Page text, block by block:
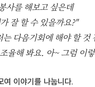
사를 해보고 싶은데
잘 할 수 있을까요?"
다음기회에 해야 할 것
율해 봐요. 아~ 그럼 이
여 이야기를 나눕니다.